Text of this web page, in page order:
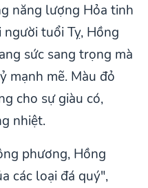
năng lượng Hỏa tinh
tuổi Tỵ, Hồng
sức sang trọng mà
mạnh mẽ. Màu đỏ
cho sự giàu có,
nhiệt.
phương, Hồng
các loại đá quý",